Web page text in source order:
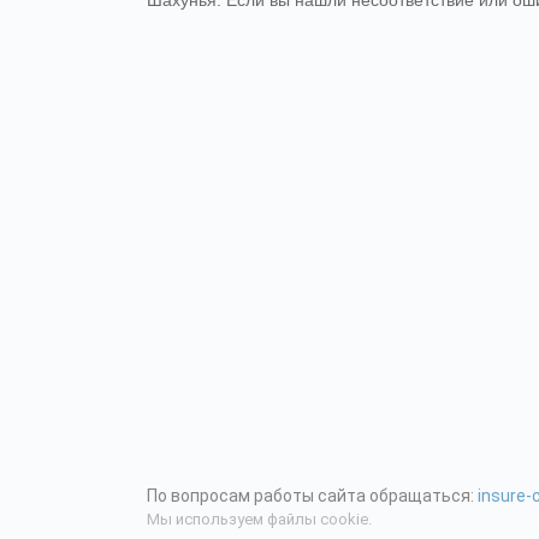
По вопросам работы сайта обращаться: insure-
Мы используем файлы cookie.